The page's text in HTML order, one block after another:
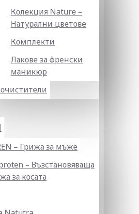
Колекция Nature –
Натурални цветове
Комплекти
Лакове за френски
маникюр
– Грижа за мъже
– Възстановяваща
за косата